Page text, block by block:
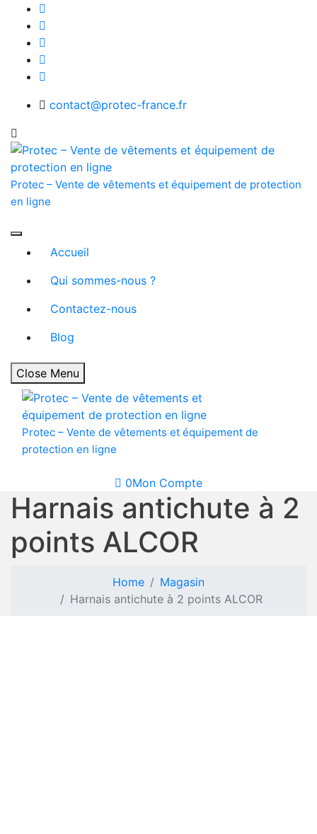
content
contact@protec-france.fr
Protec – Vente de vêtements et équipement de protection
en ligne
Accueil
Qui sommes-nous ?
Contactez-nous
Blog
Close Menu
Protec – Vente de vêtements et équipement de
protection en ligne
0Mon Compte
Harnais antichute à 2
points ALCOR
Home
Magasin
Harnais antichute à 2 points ALCOR